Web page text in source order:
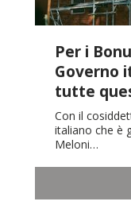
Per i
Governo
tutte
Con il
italiano che è
Meloni…